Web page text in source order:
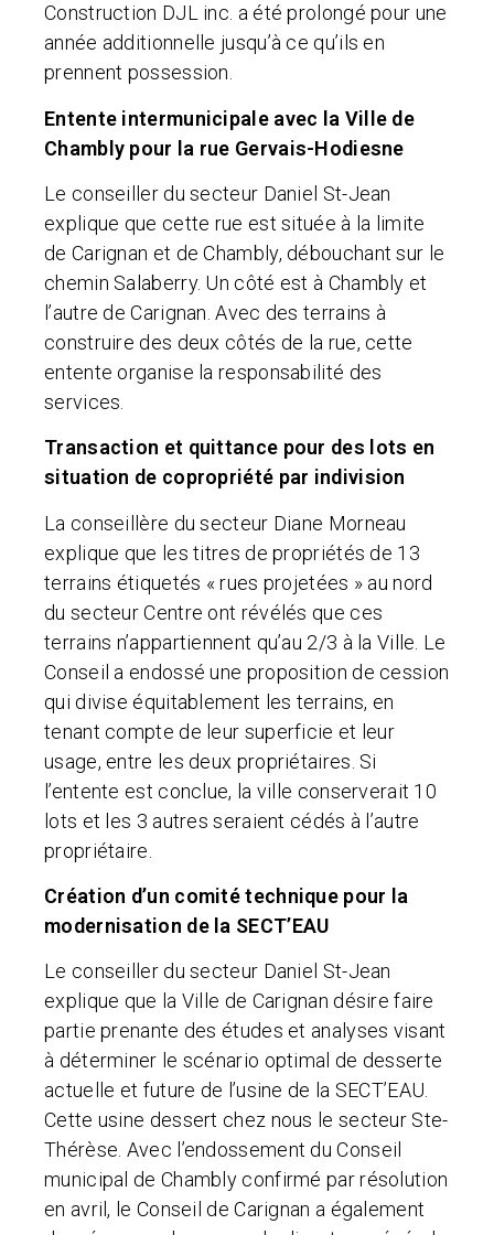
Construction DJL inc. a été prolongé pour une
année additionnelle jusqu’à ce qu’ils en
prennent possession.
Entente intermunicipale avec la Ville de
Chambly pour la rue Gervais-Hodiesne
Le conseiller du secteur Daniel St-Jean
explique que cette rue est située à la limite
de Carignan et de Chambly, débouchant sur le
chemin Salaberry. Un côté est à Chambly et
l’autre de Carignan. Avec des terrains à
construire des deux côtés de la rue, cette
entente organise la responsabilité des
services.
Transaction et quittance pour des lots en
situation de copropriété par indivision
La conseillère du secteur Diane Morneau
explique que les titres de propriétés de 13
terrains étiquetés « rues projetées » au nord
du secteur Centre ont révélés que ces
terrains n’appartiennent qu’au 2/3 à la Ville. Le
Conseil a endossé une proposition de cession
qui divise équitablement les terrains, en
tenant compte de leur superficie et leur
usage, entre les deux propriétaires. Si
l’entente est conclue, la ville conserverait 10
lots et les 3 autres seraient cédés à l’autre
propriétaire.
Création d’un comité technique pour la
modernisation de la SECT’EAU
Le conseiller du secteur Daniel St-Jean
explique que la Ville de Carignan désire faire
partie prenante des études et analyses visant
à déterminer le scénario optimal de desserte
actuelle et future de l’usine de la SECT’EAU.
Cette usine dessert chez nous le secteur Ste-
Thérèse. Avec l’endossement du Conseil
municipal de Chambly confirmé par résolution
en avril, le Conseil de Carignan a également